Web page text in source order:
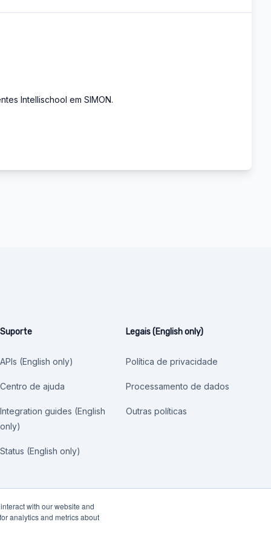
with our website and
analytics and metrics about
Intellischool em SIMON.
Suporte
APIs (English only)
Centro de ajuda
Integration guides (English
only)
Status (English only)
Legais (English only)
Política de privacidade
Processamento de dados
Outras políticas